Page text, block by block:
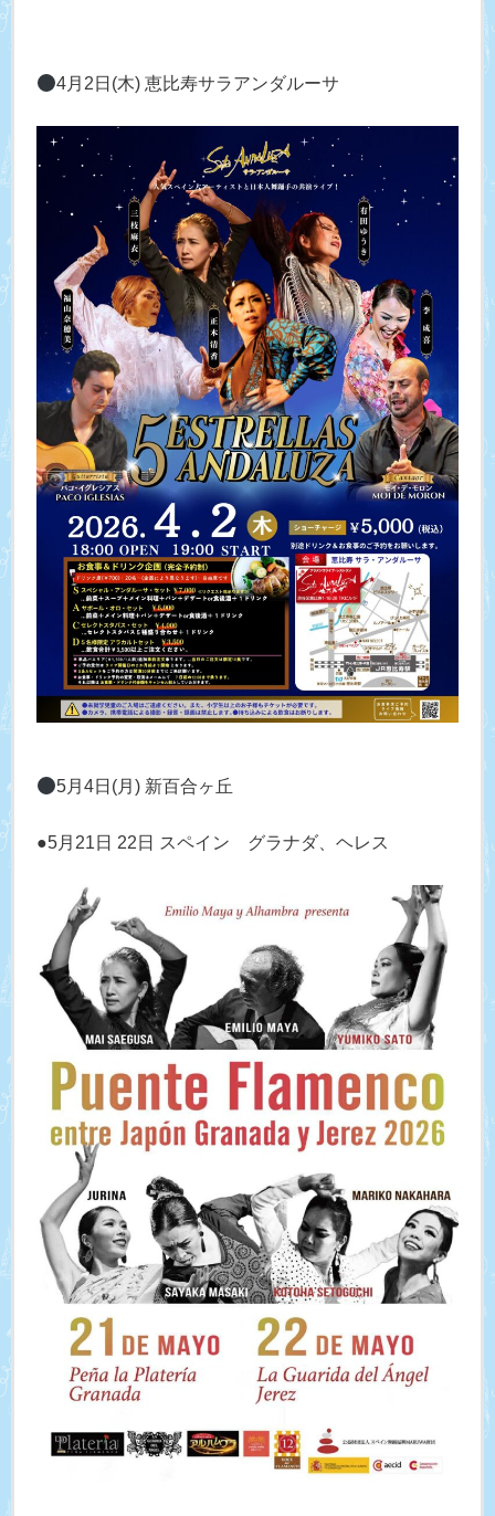
4月2日(木) 恵比寿サラアンダルーサ
5月4日(月) 新百合ヶ丘
●5月21日 22日 スペイン グラナダ、ヘレス